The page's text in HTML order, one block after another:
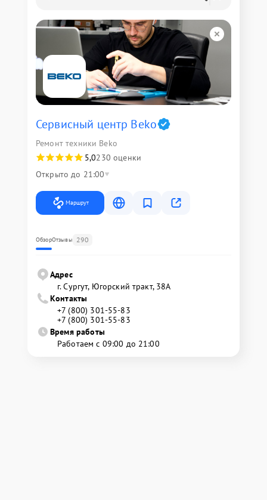
Сервисный центр Beko
Ремонт техники Beko
5,0230 оценки
Открыто до 21:00
Маршрут
ОбзорОтзывы 290
Адрес
г. Сургут, Югорский тракт, 38А
Контакты
+7 (800) 301-55-83
+7 (800) 301-55-83
Время работы
Работаем с 09:00 до 21:00